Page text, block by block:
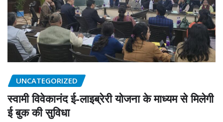
UNCATEGORIZED
स्वामी विवेकानंद ई-लाइब्रेरी योजना के माध्यम से मिलेगी
ई बुक की सुविधा